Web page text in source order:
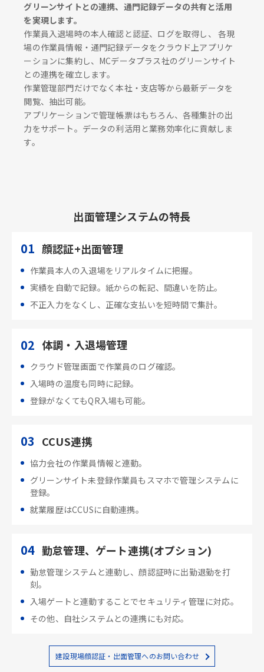
グリーンサイトとの連携、通門記録データの共有と活用
を実現します。
作業員入退場時の本人確認と認証、ログを取得し、 各現
場の作業員情報・通門記録データをクラウド上アプリケ
ーションに集約し、MCデータプラス社のグリーンサイト
との連携を確立します。
作業管理部門だけでなく本社・支店等から最新データを
閲覧、抽出可能。
アプリケーションで管理帳票はもちろん、各種集計の出
力をサポート。データの利活用と業務効率化に貢献しま
す。
出面管理システムの特長
01 顔認証+出面管理
作業員本人の入退場をリアルタイムに把握。
実績を自動で記録。紙からの転記、間違いを防止。
不正入力をなくし、正確な支払いを短時間で集計。
02 体調・入退場管理
クラウド管理画面で作業員のログ確認。
入場時の温度も同時に記録。
登録がなくてもQR入場も可能。
03 CCUS連携
協力会社の作業員情報と連動。
グリーンサイト未登録作業員もスマホで管理システムに
登録。
就業履歴はCCUSに自動連携。
04 勤怠管理、ゲート連携(オプション)
勤怠管理システムと連動し、顔認証時に出勤退勤を打
刻。
入場ゲートと連動することでセキュリティ管理に対応。
その他、自社システムとの連携にも対応。
建設現場顔認証・出面管理へのお問い合わせ